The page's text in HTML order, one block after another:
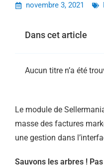
novembre 3, 2021
Dans cet article
Aucun titre n’a été
Le module de
masse des factures
une gestion dans
Sauvons les arbres !